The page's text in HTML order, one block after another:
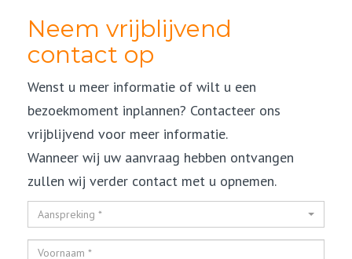
Neem vrijblijvend
contact op
Wenst u meer informatie of wilt u een
bezoekmoment inplannen? Contacteer ons
vrijblijvend voor meer informatie.
Wanneer wij uw aanvraag hebben ontvangen
zullen wij verder contact met u opnemen.
Aanspreking *